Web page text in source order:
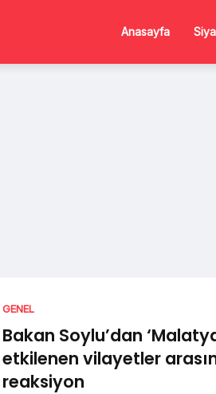
Anasayfa
GENEL
Bakan Soylu’dan
etkilenen vilayetler
reaksiyon